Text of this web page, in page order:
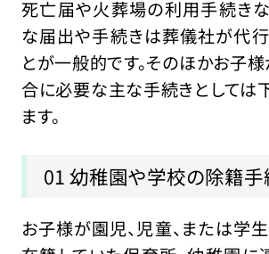
死亡届や火葬場の利用手続き
な届出や手続きは葬儀社が代行
とが一般的です。そのほかお子
合に必要な主な手続きとしては
ます。
01 幼稚園や学校の除籍手
お子様が園児、児童、または学